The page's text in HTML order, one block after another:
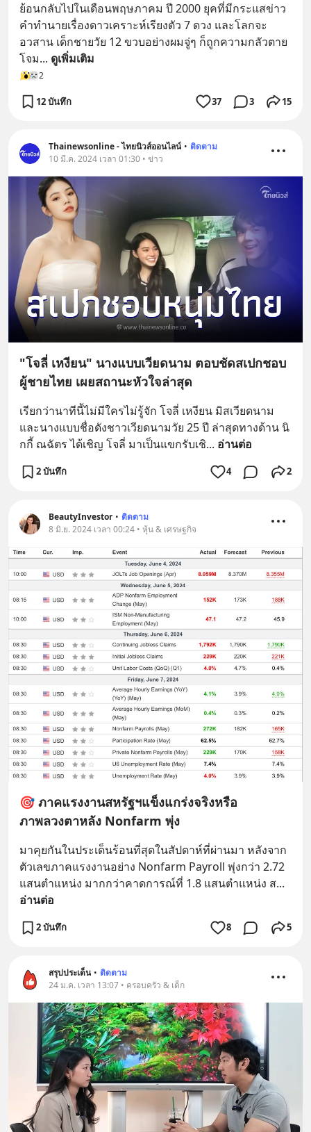
ย้อนกลับไปในเดือนพฤษภาคม ปี 2000 ยุคที่มีกระแสข่าว
คำทำนายเรื่องดาวเคราะห์เรียงตัว 7 ดวง และโลกจะ
อวสาน เด็กชายวัย 12 ขวบอย่างผมจู่ๆ ก็ถูกความกลัวตาย
โจม... ดูเพิ่มเติม
2
12 บันทึก 37 3 15
Thainewsonline - ไทยนิวส์ออนไลน์ • ติดตาม
10 มี.ค. 2024 เวลา 01:30 • ข่าว
"โจลี่ เหงียน" นางแบบเวียดนาม ตอบชัดสเปกชอบ
ผู้ชายไทย เผยสถานะหัวใจล่าสุด
เรียกว่านาทีนี้ไม่มีใครไม่รู้จัก โจลี่ เหงียน มิสเวียดนาม
และนางแบบชื่อดังชาวเวียดนามวัย 25 ปี ล่าสุดทางด้าน นิ
กกี้ ณฉัตร ได้เชิญ โจลี่ มาเป็นแขกรับเชิ... อ่านต่อ
2 บันทึก 4 2
BeautyInvestor • ติดตาม
8 มิ.ย. 2024 เวลา 00:24 • หุ้น & เศรษฐกิจ
🎯 ภาคแรงงานสหรัฐฯแข็งแกร่งจริงหรือ
ภาพลวงตาหลัง Nonfarm พุ่ง
มาคุยกันในประเด็นร้อนที่สุดในสัปดาห์ที่ผ่านมา หลังจาก
ตัวเลขภาคแรงงานอย่าง Nonfarm Payroll พุ่งกว่า 2.72
แสนตำแหน่ง มากกว่าคาดการณ์ที่ 1.8 แสนตำแหน่ง ส
อ่านต่อ
2 บันทึก 8 5
สรุปประเด็น • ติดตาม
24 ม.ค. เวลา 13:07 • ครอบครัว & เด็ก